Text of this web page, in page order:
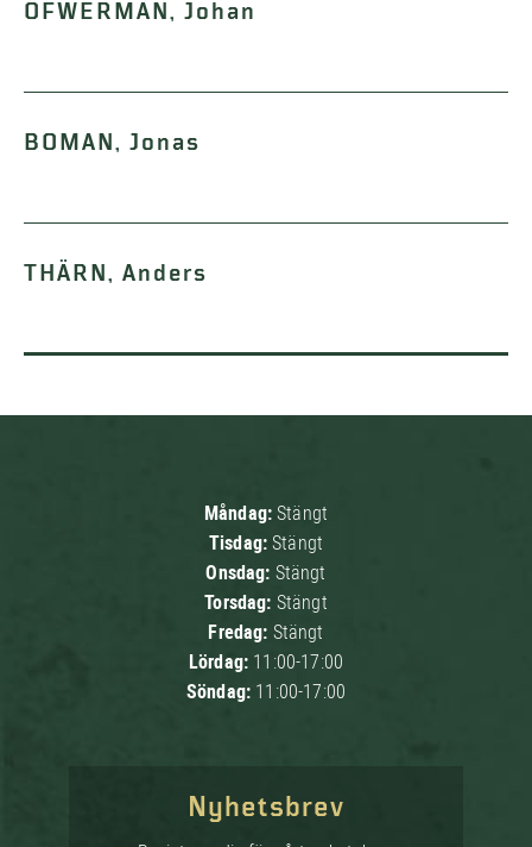
ÖFWERMAN, Johan
BOMAN, Jonas
THÄRN, Anders
Måndag:Stängt
Tisdag:Stängt
Onsdag: Stängt
Torsdag: Stängt
Fredag: Stängt
Lördag: 11:00-17:00
Söndag: 11:00-17:00
Nyhetsbrev